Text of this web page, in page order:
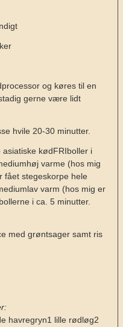
og køres til en
gerne være lidt
hvile 20-30 minutter.
kødFRIboller i
varme (hos mig
fået stegeskorpe hele
varm (hos mig er
i ca. 5 minutter.
med grøntsager samt ris
havregryn1 lille rødløg2